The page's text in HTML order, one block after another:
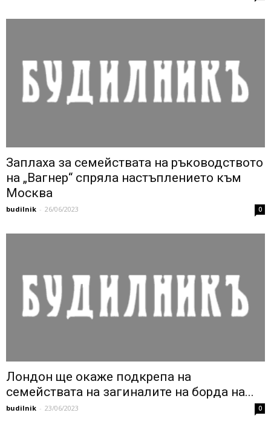
Заплаха за семействата на ръководството
на „Вагнер“ спряла настъплението към
Москва
budilnik - 26/06/2023 0
Лондон ще окаже подкрепа на
семействата на загиналите на борда на...
budilnik - 23/06/2023 0